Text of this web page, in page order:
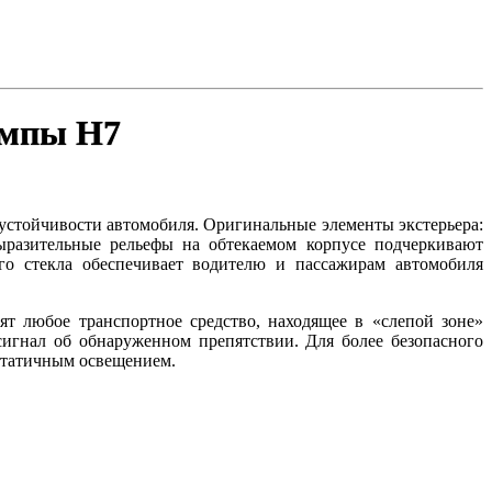
H7
автомобиля. Оригинальные элементы экстерьера:
рельефы на обтекаемом корпусе подчеркивают
стекла обеспечивает водителю и пассажирам автомобиля
любое транспортное средство, находящее в «слепой зоне»
об обнаруженном препятствии. Для более безопасного
освещением.